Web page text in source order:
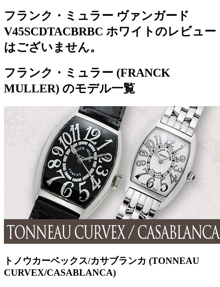
フランク・ミュラー ヴァンガード
V45SCDTACBRBC ホワイトのレビュー
はございません。
フランク・ミュラー (FRANCK
MULLER) のモデル一覧
トノウカーベックス/カサブランカ (TONNEAU
CURVEX/CASABLANCA)